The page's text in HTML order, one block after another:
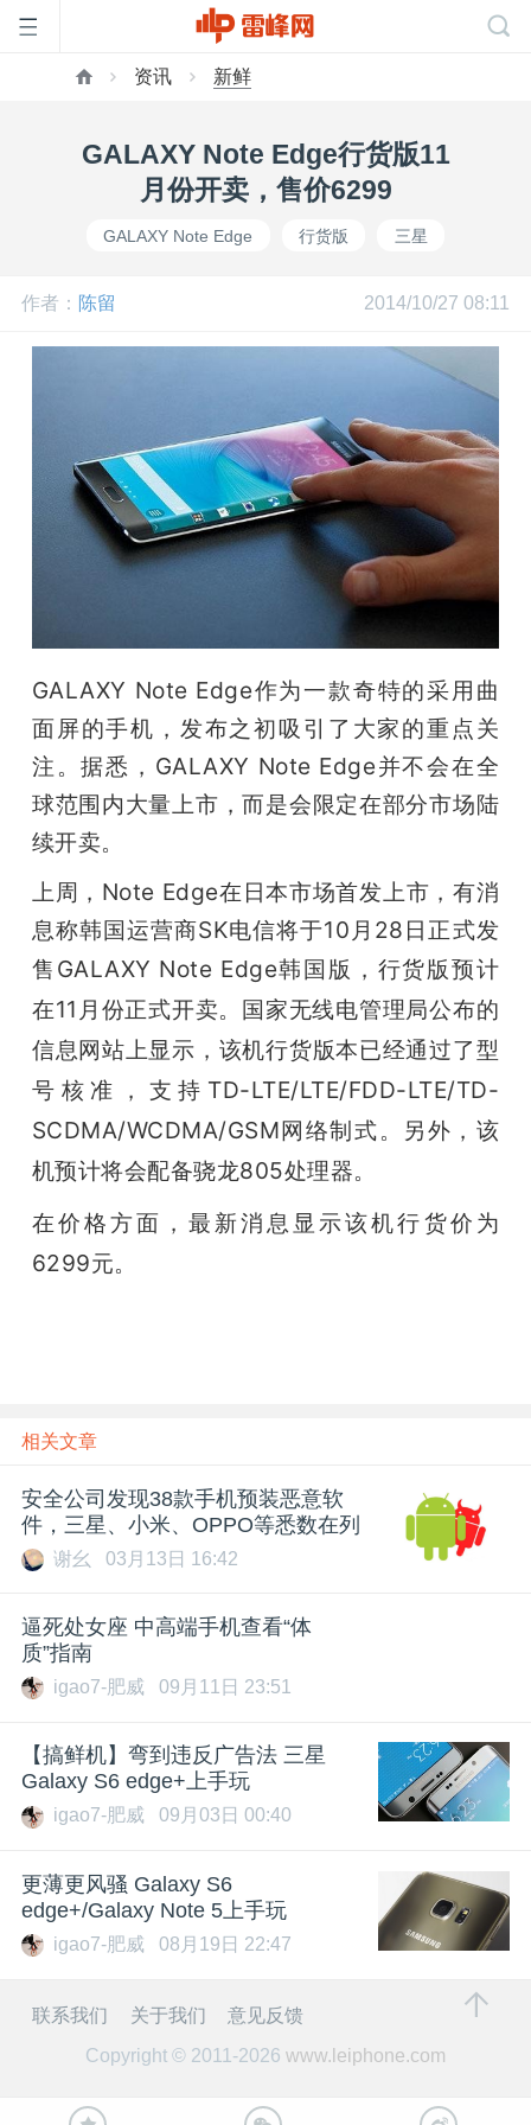
公
开
动
中
心
GAIR
题
爱
资讯 新鲜
GALAXY Note Edge行货版11
月份开卖，售价6299
GALAXY Note Edge 行货版 三星
作者： 陈留 2014/10/27 08:11
GALAXY Note Edge作为一款奇特的采用曲
面屏的手机，发布之初吸引了大家的重点关
注。据悉，GALAXY Note Edge并不会在全
球范围内大量上市，而是会限定在部分市场陆
续开卖。
上周，Note Edge在日本市场首发上市，有消
息称韩国运营商SK电信将于10月28日正式发
售GALAXY Note Edge韩国版， 行货版预计
在11月份正式开卖。国家无线电管理局公布的
信息网站上显示，该机行货版本已经通过了型
号核准，支持TD-LTE/LTE/FDD-LTE/TD-
SCDMA/WCDMA/GSM网络制式。另外，该
机预计将会配备骁龙805处理器。
在价格方面，最新消息显示该机行货价为
6299元。
相关文章
安全公司发现38款手机预装恶意软
件，三星、小米、OPPO等悉数在列
谢幺 03月13日 16:42
逼死处女座 中高端手机查看“体
质”指南
igao7-肥威 09月11日 23:51
【搞鲜机】弯到违反广告法 三星
Galaxy S6 edge+上手玩
igao7-肥威 09月03日 00:40
更薄更风骚 Galaxy S6
edge+/Galaxy Note 5上手玩
igao7-肥威 08月19日 22:47
联系我们 关于我们
意见反馈
Copyright © 2011-2026 www.leiphone.com